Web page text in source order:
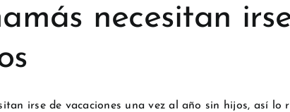
necesitan
irse de vacaciones una vez al año sin hijos, así